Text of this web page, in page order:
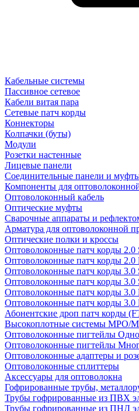
Кабельные системы
Пассивное сетевое
Кабели витая пара
Сетевые патч корды
Коннекторы
Колпачки (буты)
Модули
Розетки настенные
Лицевые панели
Соединительные панели и
Компоненты для
Оптоволоконный кабель
Оптические муфты
Сварочные аппараты и
Арматура для оптоволоконной
Оптические полки и кроссы
Оптоволоконные патч корды
Оптоволоконные патч корды
Оптоволоконные патч корды
Оптоволоконные патч корды
Оптоволоконные патч корды
Оптоволоконные патч корды
Абонентские дроп патч корды
Высокоплотные системы MPO/
Оптоволоконные пигтейлы
Оптоволоконные пигтейлы
Оптоволоконные адаптеры и
Оптоволоконные сплиттеры
Аксессуары для оптоволокна
Гофрированные трубы,
Трубы гофрированные из ПВХ
Трубы гофрированные из ПНД